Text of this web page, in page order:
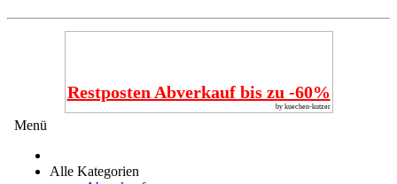
Restposten Abverkauf bis zu -60%
by kuechen-kutzer
Menü
Alle Kategorien